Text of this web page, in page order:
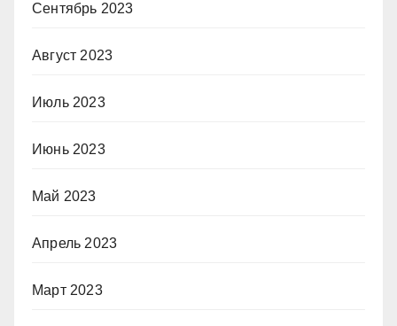
Сентябрь 2023
Август 2023
Июль 2023
Июнь 2023
Май 2023
Апрель 2023
Март 2023